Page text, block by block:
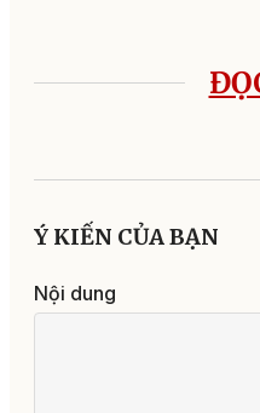
Ý KIẾN CỦA BẠN
Nội dung